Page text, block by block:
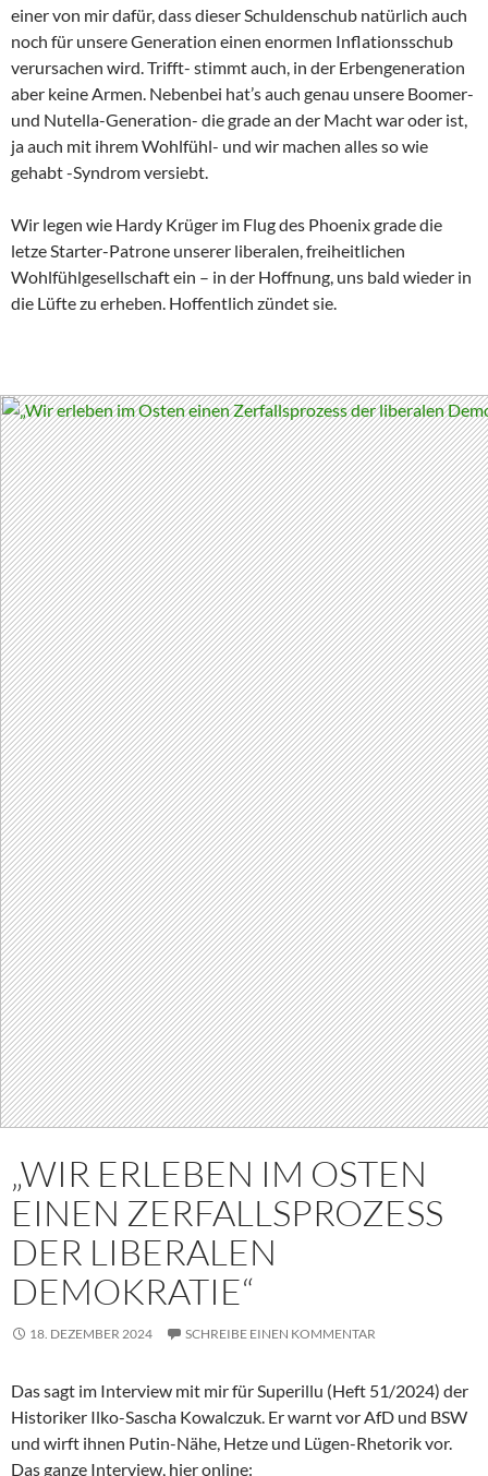
einer von mir dafür, dass dieser Schuldenschub natürlich auch
noch für unsere Generation einen enormen Inflationsschub
verursachen wird. Trifft- stimmt auch, in der Erbengeneration
aber keine Armen. Nebenbei hat’s auch genau unsere Boomer-
und Nutella-Generation- die grade an der Macht war oder ist,
ja auch mit ihrem Wohlfühl- und wir machen alles so wie
gehabt -Syndrom versiebt.
Wir legen wie Hardy Krüger im Flug des Phoenix grade die
letze Starter-Patrone unserer liberalen, freiheitlichen
Wohlfühlgesellschaft ein – in der Hoffnung, uns bald wieder in
die Lüfte zu erheben. Hoffentlich zündet sie.
„WIR ERLEBEN IM OSTEN
EINEN ZERFALLSPROZESS
DER LIBERALEN
DEMOKRATIE“
18. DEZEMBER 2024 SCHREIBE EINEN KOMMENTAR
Das sagt im Interview mit mir für Superillu (Heft 51/2024) der
Historiker Ilko-Sascha Kowalczuk. Er warnt vor AfD und BSW
und wirft ihnen Putin-Nähe, Hetze und Lügen-Rhetorik vor.
Das ganze Interview, hier online: